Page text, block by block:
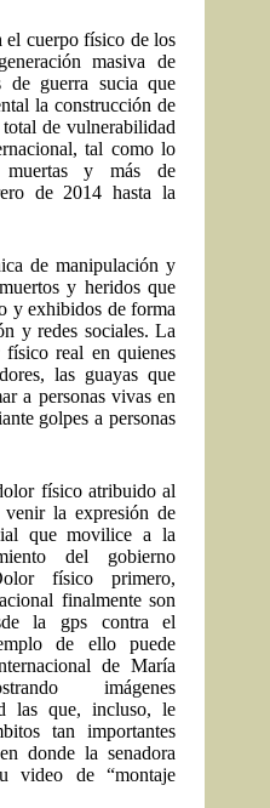
cuerpo físico de los
masiva de
de guerra sucia que
la construcción de
de vulnerabilidad
tal como lo
muertas y más de
de 2014 hasta la
de manipulación y
y heridos que
y exhibidos de forma
y redes sociales. La
físico real en quienes
las guayas que
a personas vivas en
golpes a personas
físico atribuido al
la expresión de
que movilice a la
del gobierno
físico primero,
finalmente son
la gps contra el
de ello puede
de María
imágenes
las que, incluso, le
tan importantes
donde la senadora
video de “montaje